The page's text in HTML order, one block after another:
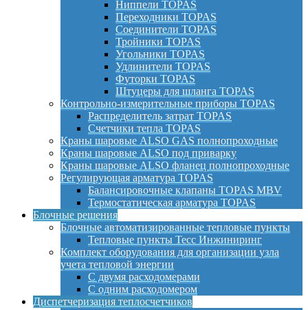
Ниппели TOPAS
Переходники TOPAS
Соединители TOPAS
Тройники TOPAS
Угольники TOPAS
Удлинители TOPAS
Футорки TOPAS
Штуцеры для шланга TOPAS
Контрольно-измерительные приборы TOPAS
Распределитель затрат TOPAS
Счетчики тепла TOPAS
Краны шаровые ALSO GAS полнопроходные
Краны шаровые ALSO под приварку
Краны шаровые ALSO фланец полнопроходные
Регулирующая арматура TOPAS
Балансировочные клапаны TOPAS MBV
Термостатическая арматура TOPAS
Блочные решения
Блочные автоматизированные тепловые пункты
Тепловые пункты Тесс Инжиниринг
Комплект оборудования для организации узла
учета тепловой энергии
С двумя расходомерами
С одним расходомером
Диспетчеризация теплосчетчиков